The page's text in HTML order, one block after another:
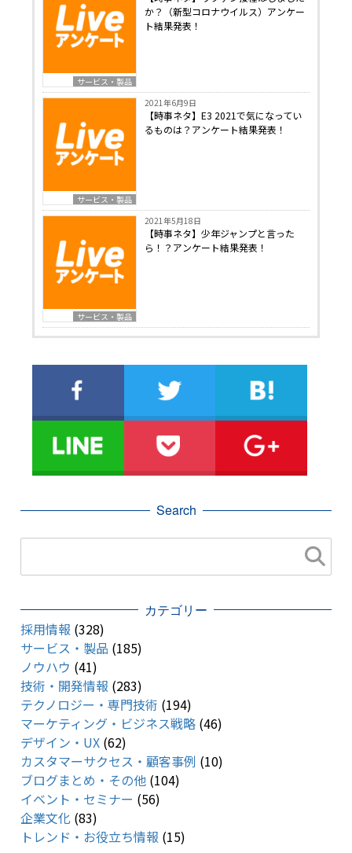
サービス・製品
か？（新型コロナウイルス）アンケー
ト結果発表！
サービス・製品
2021年6月9日
【時事ネタ】E3 2021で気になってい
るものは？アンケート結果発表！
サービス・製品
2021年5月18日
【時事ネタ】少年ジャンプと言った
ら！？アンケート結果発表！
Search
カテゴリー
採用情報 (328)
サービス・製品 (185)
ノウハウ (41)
技術・開発情報 (283)
テクノロジー・専門技術 (194)
マーケティング・ビジネス戦略(46)
デザイン・UX(62)
カスタマーサクセス・顧客事例 (10)
ブログまとめ・その他(104)
イベント・セミナー (56)
企業文化 (83)
トレンド・お役立ち情報 (15)